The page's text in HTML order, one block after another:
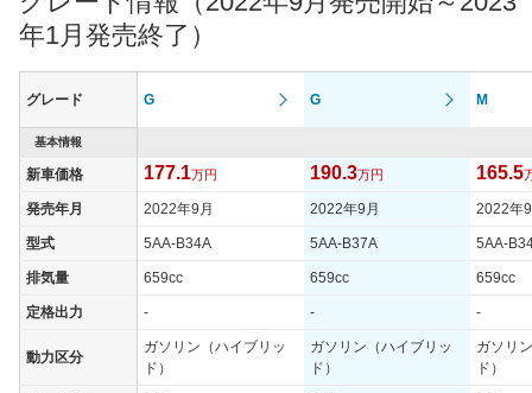
年1月発売終了）
グレード G G M
基本情報
新車価格 177.1万円 190.3万円 165.5
発売年月 2022年9月 2022年9月 2022年
型式 5AA-B34A 5AA-B37A 5AA-
排気量 659cc 659cc 659cc
定格出力 - - -
動力区分
ガソリン（ハイブリッ
ド）
ガソリン（ハイブリッ
ド）
ガソリ
ド）